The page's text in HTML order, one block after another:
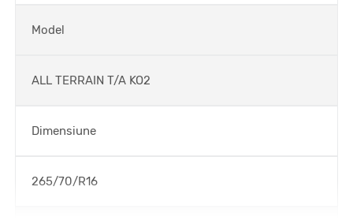
Model
ALL TERRAIN T/A KO2
Dimensiune
265/70/R16